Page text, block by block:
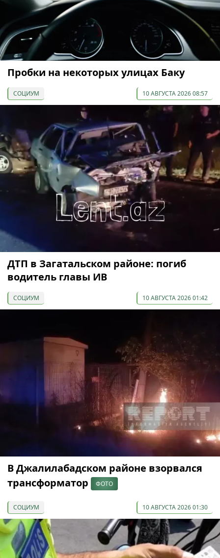
Пробки на некоторых улицах Баку
СОЦИУМ 10 АВГУСТА 2026 08:57
ДТП в Загатальском районе: погиб
водитель главы ИВ
СОЦИУМ 10 АВГУСТА 2026 01:42
В Джалилабадском районе взорвался
трансформатор
ФОТО
СОЦИУМ 10 АВГУСТА 2026 01:30